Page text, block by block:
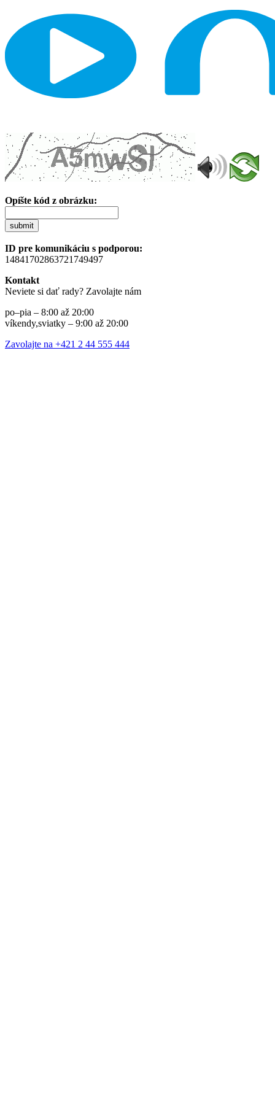
Opíšte kód z obrázku:
submit
ID pre komunikáciu s podporou:
14841702863721749497
Kontakt
Neviete si dať rady? Zavolajte nám
po–pia – 8:00 až 20:00
víkendy,sviatky – 9:00 až 20:00
Zavolajte na +421 2 44 555 444